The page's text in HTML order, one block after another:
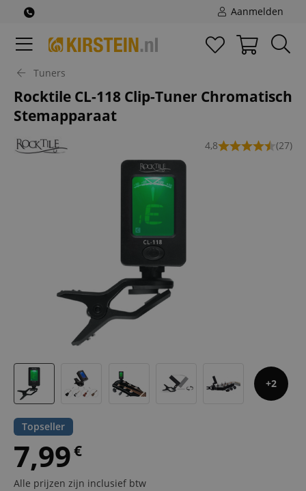
Aanmelden
Tuners
Rocktile CL-118 Clip-Tuner Chromatisch
Stemapparaat
4,8 (27)
2
Topseller
7,99€
Alle prijzen zijn inclusief btw